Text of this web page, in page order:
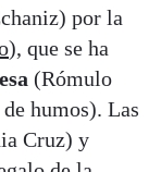
por la
), que se ha
(Rómulo
humos). Las
Cruz) y